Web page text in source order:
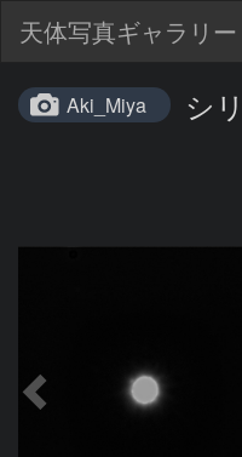
天体写真ギャラリー
Aki_Miya シ